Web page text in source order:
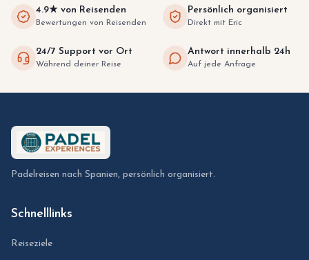
4.9★ von Reisenden
Bewertungen von Reisenden
Persönlich organisiert
Direkt mit Eric
24/7 Support vor Ort
Während deiner Reise
Antwort innerhalb 24h
Auf jede Anfrage
Padelreisen nach Spanien, persönlich organisiert.
Schnelllinks
Reiseziele